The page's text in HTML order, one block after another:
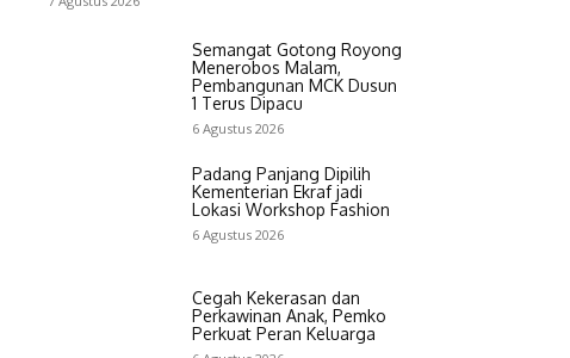
Semangat Gotong Royong
Menerobos Malam,
Pembangunan MCK Dusun
1 Terus Dipacu
6 Agustus 2026
Padang Panjang Dipilih
Kementerian Ekraf jadi
Lokasi Workshop Fashion
6 Agustus 2026
Cegah Kekerasan dan
Perkawinan Anak, Pemko
Perkuat Peran Keluarga